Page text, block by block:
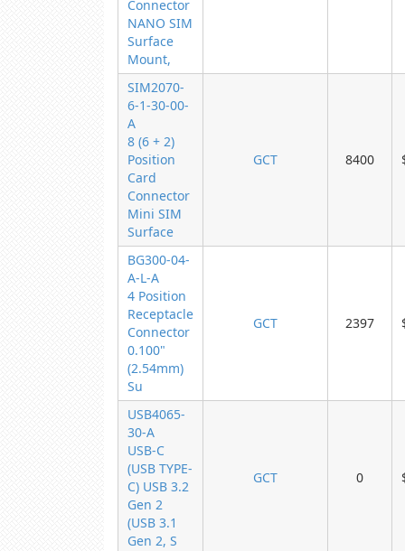
Connector
NANO SIM
Surface
Mount,
SIM2070-
6-1-30-00-
A
8 (6 + 2)
Position
Card
Connector
Mini SIM
Surface
GCT 8400
BG300-04-
A-L-A
4 Position
Receptacle
Connector
0.100"
(2.54mm)
Su
GCT 2397
USB4065-
30-A
USB-C
(USB TYPE-
C) USB 3.2
Gen 2
(USB 3.1
Gen 2, S
GCT 0